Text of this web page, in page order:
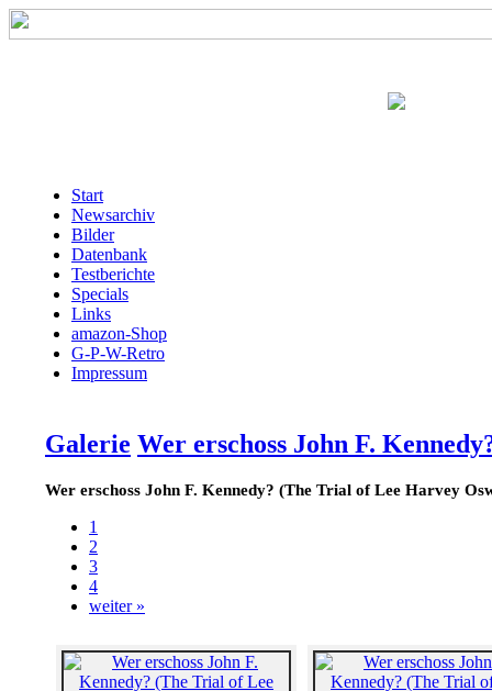
Start
Newsarchiv
Bilder
Datenbank
Testberichte
Specials
Links
amazon-Shop
G-P-W-Retro
Impressum
Galerie Wer erschoss John F.
Wer erschoss John F. Kennedy? (The Trial of Lee Harvey
1
2
3
4
weiter »